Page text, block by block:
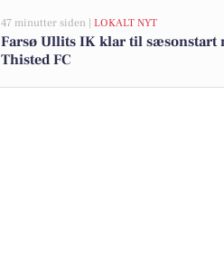
47 minutter siden | LOKALT NYT
Farsø Ullits IK klar til sæsonstart
Thisted FC